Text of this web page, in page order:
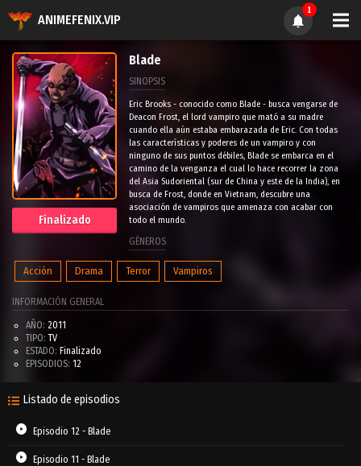
ANIMEFENIX.VIP
1
Finalizado
Blade
SINOPSIS
Eric Brooks - conocido como Blade - busca vengarse de
Deacon Frost, el lord vampiro que mató a su madre
cuando ella aún estaba embarazada de Eric. Con todas
las características y poderes de un vampiro y con
ninguno de sus puntos débiles, Blade se embarca en el
camino de la venganza el cual lo hace recorrer la zona
del Asia Sudoriental (sur de China y este de la India), en
busca de Frost, donde en Vietnam, descubre una
asociación de vampiros que amenaza con acabar con
todo el mundo.
GÉNEROS
Acción Drama Terror Vampiros
INFORMACIÓN GENERAL
AÑO: 2011
TIPO: TV
ESTADO: Finalizado
EPISODIOS: 12
Listado de episodios
Episodio 12 - Blade
Episodio 11 - Blade